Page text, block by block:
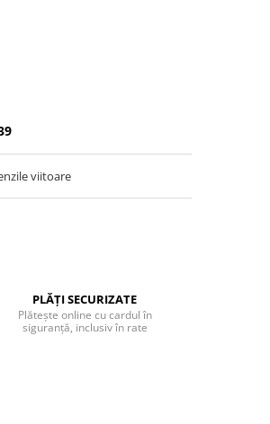
viitoare
PLĂȚI SECURIZATE
Plătește online cu cardul în
siguranță, inclusiv în rate